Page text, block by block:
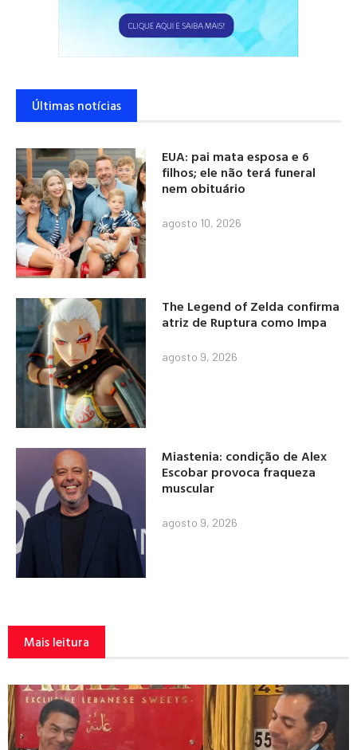
Últimas notícias
EUA: pai mata esposa e 6
filhos; ele não terá funeral
nem obituário
agosto 10, 2026
The Legend of Zelda confirma
atriz de Ruptura como Impa
agosto 9, 2026
Miastenia: condição de Alex
Escobar provoca fraqueza
muscular
agosto 9, 2026
Mais leitura